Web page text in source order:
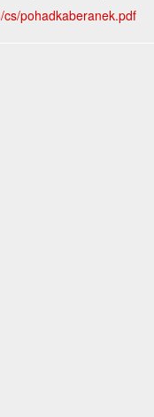
pohadkaberanek.pdf